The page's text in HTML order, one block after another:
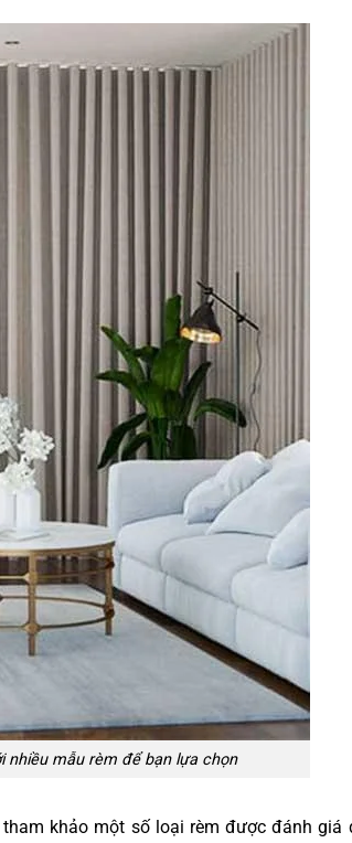
nhiều mẫu rèm để bạn lựa chọn
khảo một số loại rèm được đánh giá